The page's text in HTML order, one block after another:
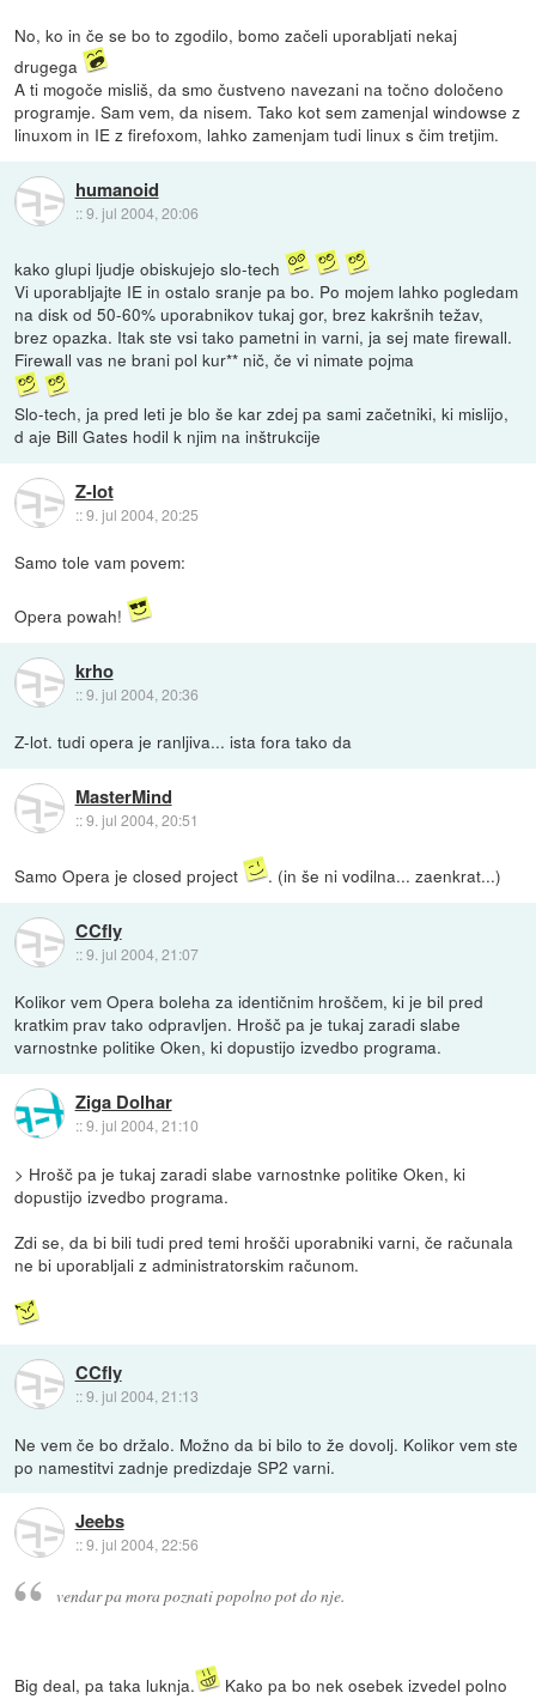
No, ko in če se bo to zgodilo, bomo začeli uporabljati nekaj
drugega
A ti mogoče misliš, da smo čustveno navezani na točno določeno
programje. Sam vem, da nisem. Tako kot sem zamenjal windowse z
linuxom in IE z firefoxom, lahko zamenjam tudi linux s čim tretjim.
humanoid
::9. jul 2004, 20:06
kako glupi ljudje obiskujejo slo-tech
Vi uporabljajte IE in ostalo sranje pa bo. Po mojem lahko pogledam
na disk od 50-60% uporabnikov tukaj gor, brez kakršnih težav,
brez opazka. Itak ste vsi tako pametni in varni, ja sej mate firewall.
Firewall vas ne brani pol kur** nič, če vi nimate pojma
Slo-tech, ja pred leti je blo še kar zdej pa sami začetniki, ki mislijo,
d aje Bill Gates hodil k njim na inštrukcije
Z-lot
::9. jul 2004, 20:25
Samo tole vam povem:
Opera powah!
krho
::9. jul 2004, 20:36
Z-lot. tudi opera je ranljiva... ista fora tako da
MasterMind
::9. jul 2004, 20:51
Samo Opera je closed project . (in še ni vodilna... zaenkrat...)
CCfly
::9. jul 2004, 21:07
Kolikor vem Opera boleha za identičnim hroščem, ki je bil pred
kratkim prav tako odpravljen. Hrošč pa je tukaj zaradi slabe
varnostnke politike Oken, ki dopustijo izvedbo programa.
Ziga Dolhar
::9. jul 2004, 21:10
> Hrošč pa je tukaj zaradi slabe varnostnke politike Oken, ki
dopustijo izvedbo programa.
Zdi se, da bi bili tudi pred temi hrošči uporabniki varni, če računala
ne bi uporabljali z administratorskim računom.
CCfly
::9. jul 2004, 21:13
Ne vem če bo držalo. Možno da bi bilo to že dovolj. Kolikor vem ste
po namestitvi zadnje predizdaje SP2 varni.
Jeebs
::9. jul 2004, 22:56
vendar pa mora poznati popolno pot do nje.
Big deal, pa taka luknja.
Kako pa bo nek osebek izvedel polno